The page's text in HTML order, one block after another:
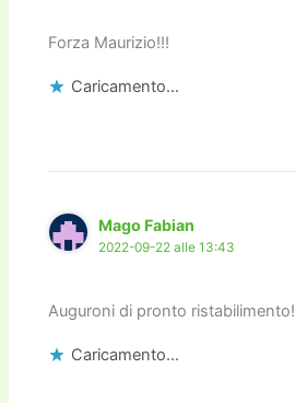
Forza Maurizio!!!
Caricamento...
Mago Fabian
2022-09-22 alle 13:43
Auguroni di pronto ristabilimento!
Caricamento...